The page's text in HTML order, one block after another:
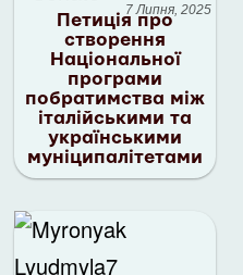
7 Липня, 2025
Петиція про
створення
Національної
програми
побратимства між
італійськими та
українськими
муніципалітетами